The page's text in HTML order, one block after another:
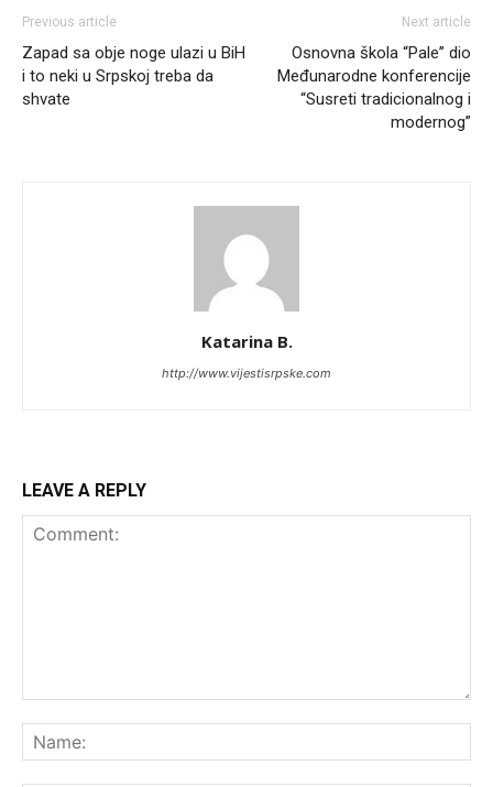
Previous article
Zapad sa obje noge ulazi u BiH
i to neki u Srpskoj treba da
shvate
Next article
Osnovna škola “Pale” dio
Međunarodne konferencije
“Susreti tradicionalnog i
modernog”
Katarina B.
http://www.vijestisrpske.com
LEAVE A REPLY